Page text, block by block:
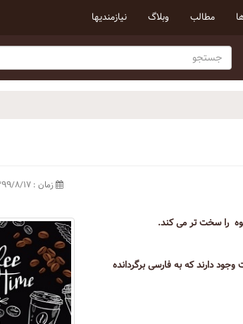
مطالب وبلاگ نیازمندیها
زمان : ۱۳۹۹/۸/۱۷ ه‍.ش.،‏ ۵:۰۹
را سخت تر می کند.
دارند که به فارسی برگردانده